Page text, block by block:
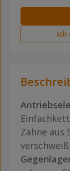
Ich
Zähne